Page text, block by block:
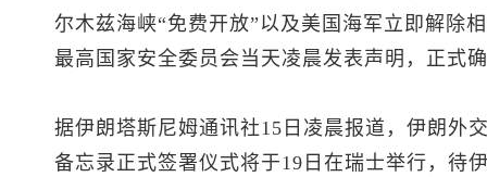
尔木兹海峡“免费开放”以及美国海军立即解除
最高国家安全委员会当天凌晨发表声明，正式
据伊朗塔斯尼姆通讯社15日凌晨报道，伊朗外
备忘录正式签署仪式将于19日在瑞士举行，待